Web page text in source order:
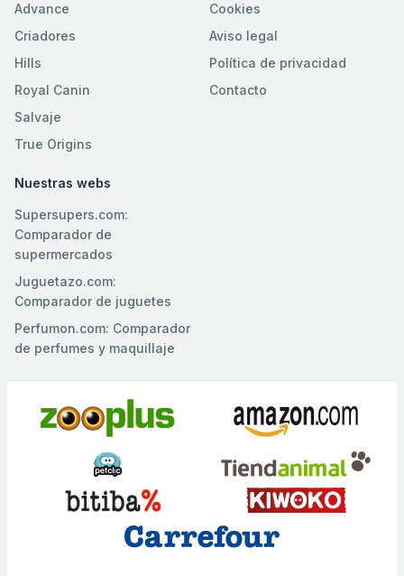
Advance
Criadores
Hills
Royal Canin
Salvaje
True Origins
Cookies
Aviso legal
Política de privacidad
Contacto
Nuestras webs
Supersupers.com:
Comparador de
supermercados
Juguetazo.com:
Comparador de juguetes
Perfumon.com: Comparador
de perfumes y maquillaje